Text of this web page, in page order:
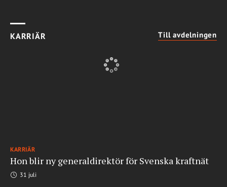
KARRIÄR Till avdelningen
KARRIÄR
Hon blir ny generaldirektör för Svenska kraftnät
31 juli